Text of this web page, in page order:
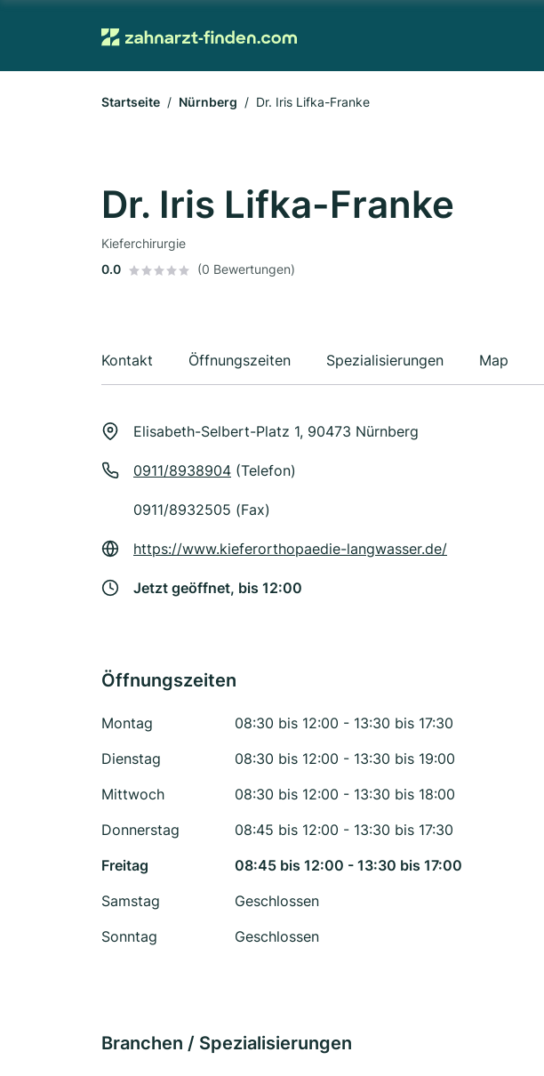
Startseite Nürnberg Dr. Iris Lifka-Franke
Dr. Iris Lifka-Franke
Kieferchirurgie
0.0
(0 Bewertungen)
Kontakt Öffnungszeiten Spezialisierungen Map
Elisabeth-Selbert-Platz 1, 90473 Nürnberg
0911/8938904 (Telefon)
0911/8932505 (Fax)
https://www.kieferorthopaedie-langwasser.de/
Jetzt geöffnet, bis 12:00
Öffnungszeiten
Montag
08:30 bis 12:00 - 13:30 bis 17:30
Dienstag
08:30 bis 12:00 - 13:30 bis 19:00
Mittwoch
08:30 bis 12:00 - 13:30 bis 18:00
Donnerstag
08:45 bis 12:00 - 13:30 bis 17:30
Freitag
08:45 bis 12:00 - 13:30 bis 17:00
Samstag
Geschlossen
Sonntag
Geschlossen
Branchen / Spezialisierungen